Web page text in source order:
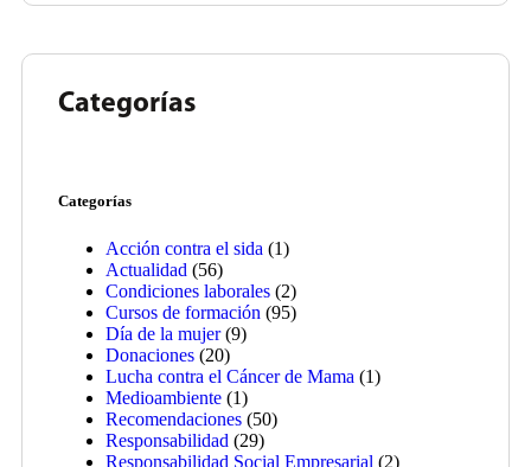
Categorías
Categorías
Acción contra el sida (1)
Actualidad (56)
Condiciones laborales (2)
Cursos de formación (95)
Día de la mujer(9)
Donaciones (20)
Lucha contra el Cáncer de Mama (1)
Medioambiente (1)
Recomendaciones (50)
Responsabilidad (29)
Responsabilidad Social Empresarial (2)